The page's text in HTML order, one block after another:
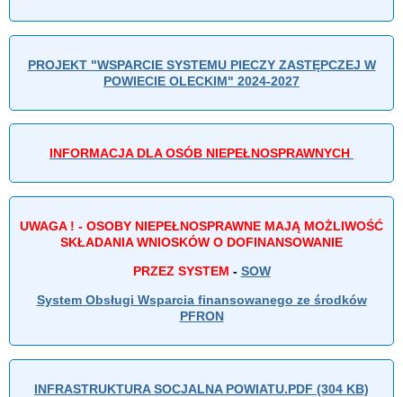
PROJEKT "WSPARCIE SYSTEMU PIECZY ZASTĘPCZEJ W
POWIECIE OLECKIM" 2024-2027
INFORMACJA DLA OSÓB NIEPEŁNOSPRAWNYCH
UWAGA ! - OSOBY NIEPEŁNOSPRAWNE MAJĄ MOŻLIWOŚĆ
SKŁADANIA WNIOSKÓW O DOFINANSOWANIE
PRZEZ SYSTEM - SOW
System Obsługi Wsparcia finansowanego ze środków
PFRON
INFRASTRUKTURA SOCJALNA POWIATU.PDF (304 KB)